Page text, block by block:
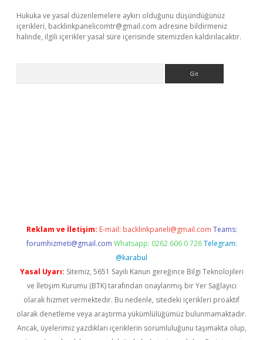
Hukuka ve yasal düzenlemelere aykırı olduğunu düşündüğünüz
içerikleri, backlinkpanelicomtr@gmail.com adresine bildirmeniz
halinde, ilgili içerikler yasal süre içerisinde sitemizden kaldırılacaktır.
Reklam ve İletişim: E-mail: backlinkpaneli@gmail.com Teams:
forumhizmeti@gmail.com Whatsapp: 0262 606 0 726 Telegram:
@karabul
Yasal Uyarı: Sitemiz, 5651 Sayılı Kanun gereğince Bilgi Teknolojileri
ve İletişim Kurumu (BTK) tarafından onaylanmış bir Yer Sağlayıcı
olarak hizmet vermektedir. Bu nedenle, sitedeki içerikleri proaktif
olarak denetleme veya araştırma yükümlülüğümüz bulunmamaktadır.
Ancak, üyelerimiz yazdıkları içeriklerin sorumluluğunu taşımakta olup,